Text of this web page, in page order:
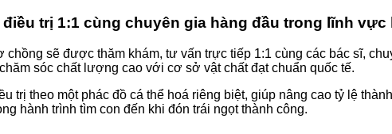
trị 1:1 cùng chuyên gia hàng đầu trong lĩnh
sẽ được thăm khám, tư vấn trực tiếp 1:1 cùng các bác sĩ,
sóc chất lượng cao với cơ sở vật chất đạt chuẩn quốc tế.
trị theo một phác đồ cá thể hoá riêng biệt, giúp nâng cao tỷ lệ
hành trình tìm con đến khi đón trái ngọt thành công.